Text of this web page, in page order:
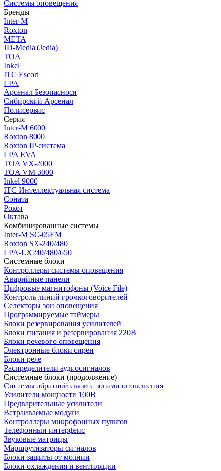
Системы оповещения
Бренды
Inter-M
Roxton
МЕТА
JD-Media (Jedia)
TOA
Inkel
ITC Escort
LPA
Арсенал Безопасноси
Сибирский Арсенал
Полисервис
Серия
Inter-M 6000
Roxton 8000
Roxton IP-система
LPA EVA
TOA VX-2000
TOA VM-3000
Inkel 9000
ITC Интеллектуальная система
Соната
Рокот
Октава
Комбинированные системы
Inter-M SC-05EM
Roxton SX-240/480
LPA-LX240/480/650
Системные блоки
Контроллеры системы оповещения
Аварийные панели
Цифровые магнитофоны (Voice File)
Контроль линий громкоговорителей
Селекторы зон оповещения
Программируемые таймеры
Блоки резервирования усилителей
Блоки питания и резервирования 220В
Блоки речевого оповещения
Электронные блоки сирен
Блоки реле
Распределители аудиосигналов
Системные блоки (продолжение)
Системы обратной связи с зонами оповещения
Усилители мощности 100В
Предварительные усилители
Встраиваемые модули
Контроллеры микрофонных пультов
Телефонный интерфейс
Звуковые матрицы
Маршрутизаторы сигналов
Блоки защиты от молнии
Блоки охлаждения и вентиляции